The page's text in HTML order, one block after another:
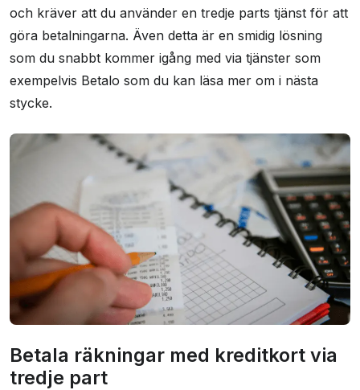
och kräver att du använder en tredje parts tjänst för att
göra betalningarna. Även detta är en smidig lösning
som du snabbt kommer igång med via tjänster som
exempelvis Betalo som du kan läsa mer om i nästa
stycke.
Betala räkningar med kreditkort via
tredje part